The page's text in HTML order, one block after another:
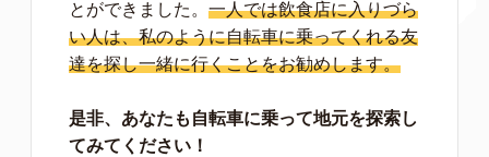
とができました。一人では飲食店に入りづら
い人は、私のように自転車に乗ってくれる友
達を探し一緒に行くことをお勧めします。
是非、あなたも自転車に乗って地元を探索し
てみてください！